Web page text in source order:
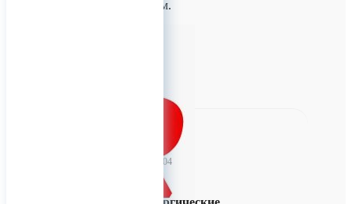
таких металлоформ.
26 мая 2023 08:04